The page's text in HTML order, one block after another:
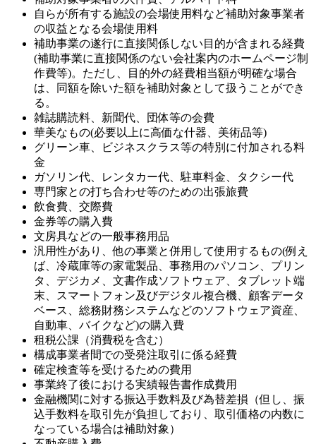
自らが所有する施設の会場使用料など補助対象事業者
の収益となる会場使用料
補助事業の遂行に直接関係しない目的が含まれる経費
(補助事業に直接関係のない会社案内のホームページ制
作費等)。ただし、目的外の経費相当額が明確な場合
は、同額を除いた額を補助対象として扱うことができ
る。
雑誌購読料、新聞代、団体等の会費
華美なもの(必要以上に高価な什器、美術品等)
グリーン車、ビジネスクラス等の特別に付加される料
金
ガソリン代、レンタカー代、駐車料金、タクシー代
専門家との打ち合わせ等のための出張旅費
飲食費、交際費
金券等の購入費
文房具などの一般事務用品
汎用性があり、他の事業と併用して使用するもの(例え
ば、冷蔵庫等の家電製品、事務用のパソコン、プリン
タ、デジカメ、文書作成ソフトウェア、タブレット端
末、スマートフォン及びデジタル複合機、顧客データ
ベース、総務財務システムなどのソフトウェア資産、
自動車、バイクなど)の購入費
租税公課（消費税を含む）
構成事業者間での受発注取引に係る経費
確定検査等を受けるための費用
事業終了後における実績報告書作成費用
金融機関に対する振込手数料及び為替差損（但し、振
込手数料を取引先が負担しており、取引価格の内数に
なっている場合は補助対象）